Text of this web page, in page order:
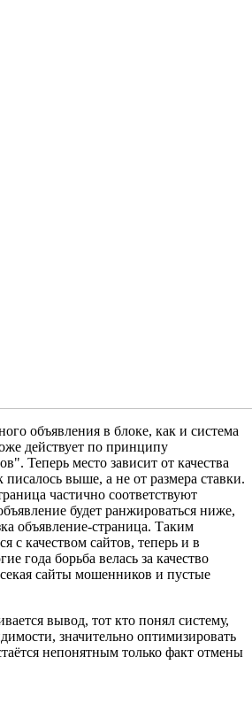
объявления в блоке, как и система
действует по принципу
Теперь место зависит от качества
писалось выше, а не от размера ставки.
частично соответствуют
будет ранжироваться ниже,
объявление-страница. Таким
с качеством сайтов, теперь и в
года борьба велась за качество
сайты мошенников и пустые
вывод, тот кто понял систему,
значительно оптимизировать
непонятным только факт отмены